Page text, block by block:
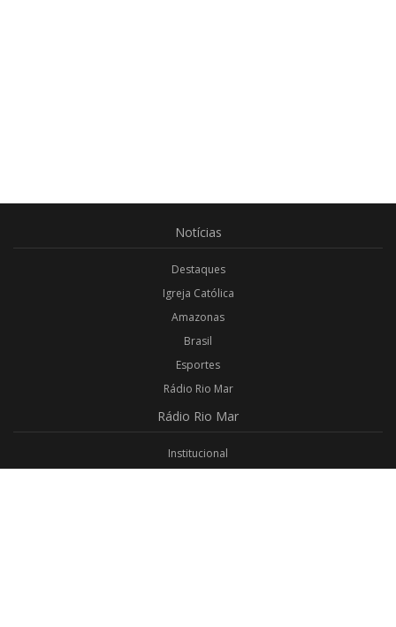
Notícias
Destaques
Igreja Católica
Amazonas
Brasil
Esportes
Rádio Rio Mar
Rádio Rio Mar
Institucional